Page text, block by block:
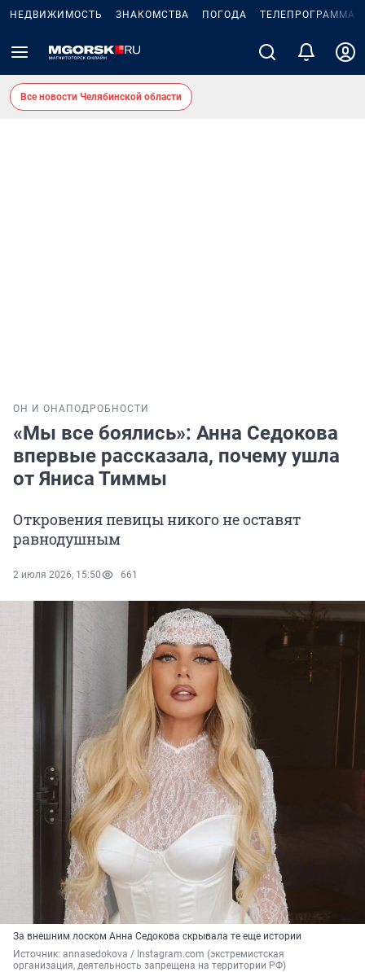
НЕДВИЖИМОСТЬ ЗНАКОМСТВА ПОГОДА ТЕЛЕПРОГРАММА
Все новости Челябинской области
ОН И ОНА ПОДРОБНОСТИ
«Мы все боялись»: Анна Седокова
впервые рассказала, почему ушла
от Яниса Тиммы
Откровения певицы никого не оставят
равнодушным
2 июля 2026, 15:50 661
За внешним лоском Анна Седокова скрывала те еще истории
Источник: annasedokova / Instagram.com (экстремистская
организация, деятельность запрещена на территории РФ)